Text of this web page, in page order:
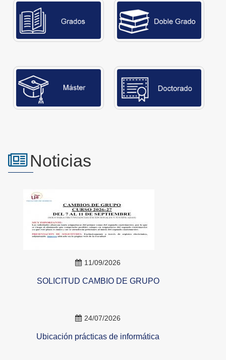
Noticias
11/09/2026
SOLICITUD CAMBIO DE GRUPO
24/07/2026
Ubicación prácticas de informática